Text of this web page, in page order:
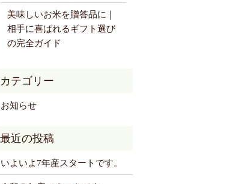
美味しいお米を贈答品に｜
相手に喜ばれるギフト選び
の完全ガイド
お知らせ
いよいよ7年産スタートです。